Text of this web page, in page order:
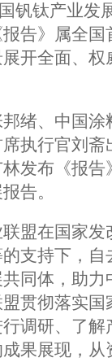
钒钛产业发
告》属全
开全面、
、中国涂
执行官刘
发布《报
告。
在国家发
支持下，
同体，助
贯彻落实
调研、了
果展现，